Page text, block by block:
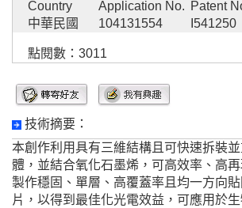
Country
Application No. Patent
中華民國
104131554 I541250
點閱數：3011
技術摘要：
本創作利用具有三維結構且可快速拆裝
體，並結合氧化石墨烯，可高效率、高
製作穩固、單層、高覆蓋率且均一方向
片，以得到最佳化光電效益，可應用於